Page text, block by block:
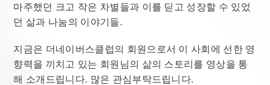
마주했던 크고 작은 차별들과 이를 딛고 성장할 수 있었
던 삶과 나눔의 이야기들.
지금은 더네이버스클럽의 회원으로서 이 사회에 선한 영
향력을 끼치고 있는 회원님의 삶의 스토리를 영상을 통
해 소개드립니다. 많은 관심부탁드립니다.